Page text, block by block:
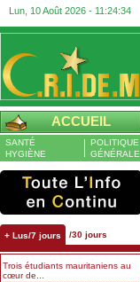
Lun, 10 Août 2026 - 11:24:35
ACCUEIL
SANTÉ
HYGIÈNE
POLITIQUE
GÉNÉRALE
+ Lus/7 jours /30 jours
Trois étudiants mauritaniens au
cœur de...